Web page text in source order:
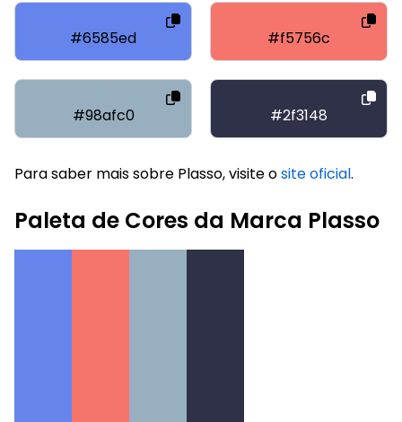
#6585ed #f5756c
#98afc0 #2f3148
Para saber mais sobre Plasso, visite osite oficial.
Paleta de Cores da Marca Plasso